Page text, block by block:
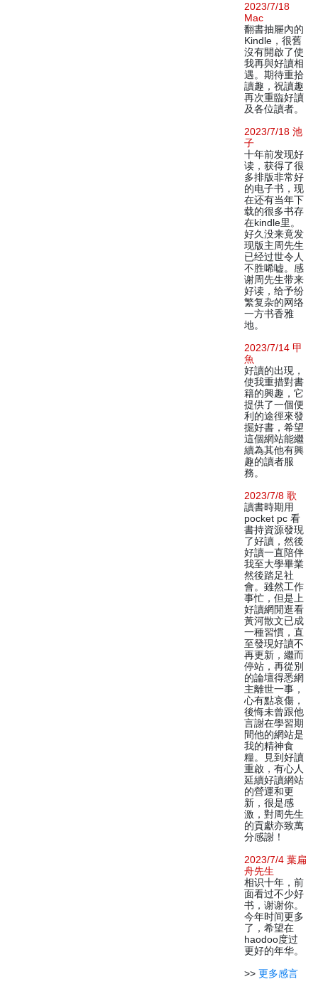
2023/7/18
Mac
翻書抽屜內的
Kindle，很舊
沒有開啟了使
我再與好讀相
遇。期待重拾
讀趣，祝讀趣
再次重臨好讀
及各位讀者。
2023/7/18 池
子
十年前发现好
读，获得了很
多排版非常好
的电子书，现
在还有当年下
载的很多书存
在kindle里。
好久没来竟发
现版主周先生
已经过世令人
不胜唏嘘。感
谢周先生带来
好读，给予纷
繁复杂的网络
一方书香雅
地。
2023/7/14 甲
魚
好讀的出現，
使我重措對書
籍的興趣，它
提供了一個便
利的途徑來發
掘好書，希望
這個網站能繼
續為其他有興
趣的讀者服
務。
2023/7/8 歌
讀書時期用
pocket pc 看
書持資源發現
了好讀，然後
好讀一直陪伴
我至大學畢業
然後踏足社
會。雖然工作
事忙，但是上
好讀網閒逛看
黃河散文已成
一種習慣，直
至發現好讀不
再更新，繼而
停站，再從別
的論壇得悉網
主離世一事，
心有點哀傷，
後悔未曾跟他
言謝在學習期
間他的網站是
我的精神食
糧。見到好讀
重啟，有心人
延續好讀網站
的營運和更
新，很是感
激，對周先生
的貢獻亦致萬
分感謝！
2023/7/4 葉扁
舟先生
相识十年，前
面看过不少好
书，谢谢你。
今年时间更多
了，希望在
haodoo度过
更好的年华。
>> 更多感言